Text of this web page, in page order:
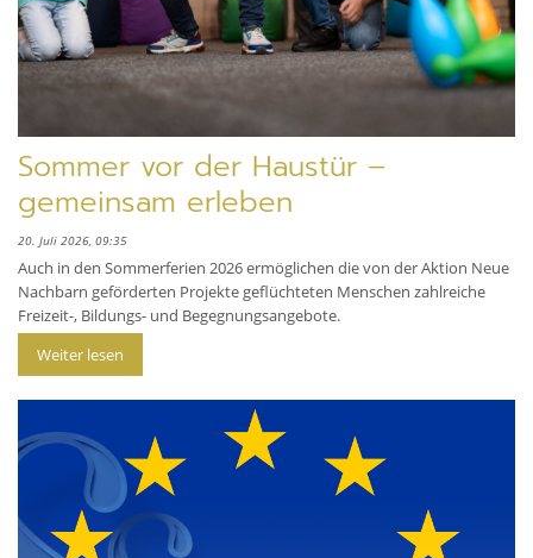
Sommer vor der Haustür –
gemeinsam erleben
20. Juli 2026, 09:35
Auch in den Sommerferien 2026 ermöglichen die von der Aktion Neue
Nachbarn geförderten Projekte geflüchteten Menschen zahlreiche
Freizeit-, Bildungs- und Begegnungsangebote.
Weiter lesen